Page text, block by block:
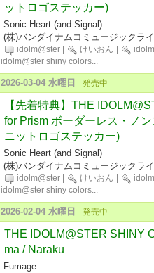
ットロゴステッカー)
Sonic Heart (and Signal)
(株)バンダイナムコミュージックラ
idolm@ster けいおん
idolm@ster shiny colors...
2026-03-04 水曜日 発売中
【先着特典】THE
for Prism ボーダーレス・ノ
ニットロゴステッカー)
Sonic Heart (and Signal)
(株)バンダイナムコミュージックラ
idolm@ster けいおん
idolm@ster shiny colors...
2026-02-04 水曜日 発売中
THE IDOLM@STER SHINY
ma / Naraku
Fumage